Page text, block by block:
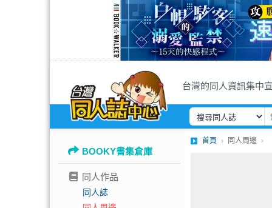
台灣的同人資訊集中
BOOKY書集倉庫
同人作品
同人誌
首頁 同人周邊